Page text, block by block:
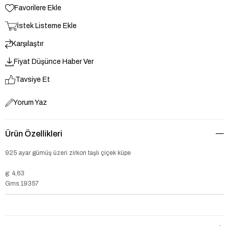
Favorilere Ekle
İstek Listeme Ekle
Karşılaştır
Fiyat Düşünce Haber Ver
Tavsiye Et
Yorum Yaz
Ürün Özellikleri
925 ayar gümüş üzeri zirkon taşlı çiçek küpe
g: 4,63
Gms 19357